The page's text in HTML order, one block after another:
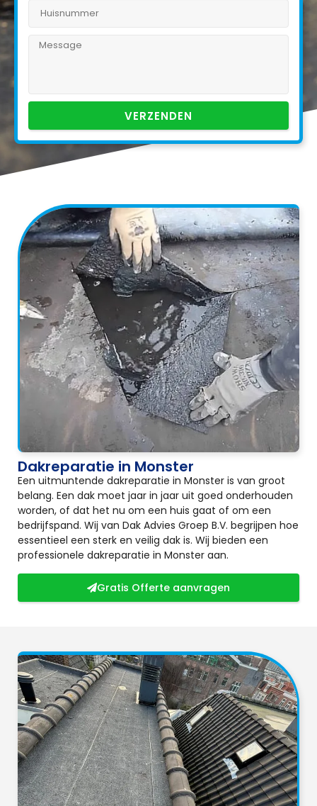
VERZENDEN
Dakreparatie in Monster
Een uitmuntende dakreparatie in Monster is van groot
belang. Een dak moet jaar in jaar uit goed onderhouden
worden, of dat het nu om een huis gaat of om een
bedrijfspand. Wij van Dak Advies Groep B.V. begrijpen hoe
essentieel een sterk en veilig dak is. Wij bieden een
professionele dakreparatie in Monster aan.
Gratis Offerte aanvragen